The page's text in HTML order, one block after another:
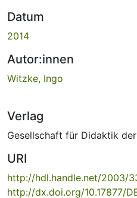
Datum
2014
Autor:innen
Witzke, Ingo
Verlag
Gesellschaft für Didaktik
URI
http://hdl.handle.net/2003/
http://dx.doi.org/10.17877/